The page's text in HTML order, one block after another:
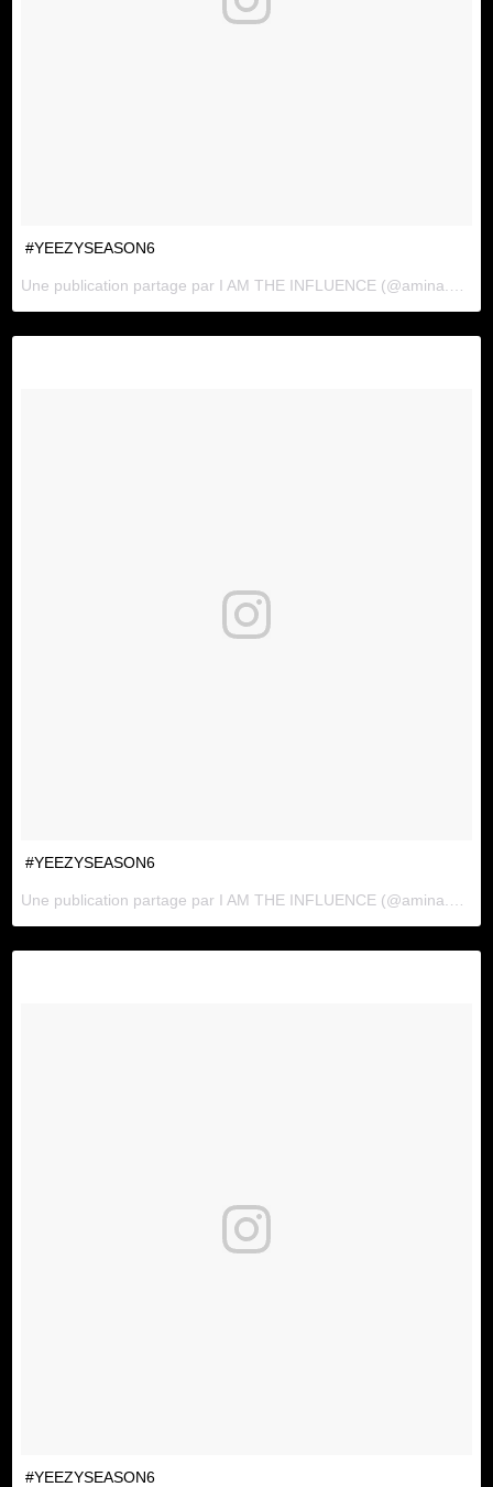
#YEEZYSEASON6
Une publication partage par I AM THE INFLUENCE (@amina.blue) le
#YEEZYSEASON6
Une publication partage par I AM THE INFLUENCE (@amina.blue) le
#YEEZYSEASON6